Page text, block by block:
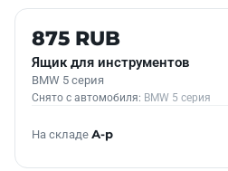
Б/У В НАЛИЧИИ
875 RUB
Ящик для инструментов
BMW 5 серия
Снято с автомобиля: BMW 5 серия
На складе А-р